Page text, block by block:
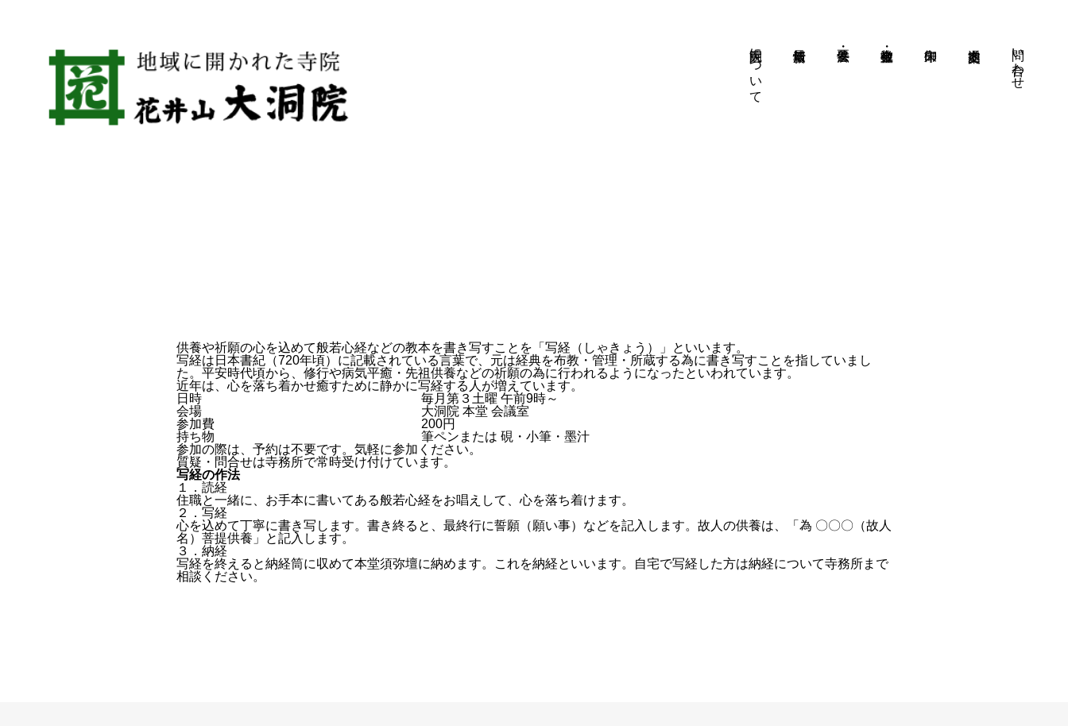
大洞院について 問い合わせ
供養や祈願の心を込めて般若心経などの教本を書き写すことを「写経（しゃきょう）」といいます。
写経は日本書紀（720年頃）に記載されている言葉で、元は経典を布教・管理・所蔵する為に書き写すことを指していまし
た。平安時代頃から、修行や病気平癒・先祖供養などの祈願の為に行われるようになったといわれています。
近年は、心を落ち着かせ癒すために静かに写経する人が増えています。
日時
毎月第３土曜 午前9時～
会場
大洞院 本堂 会議室
参加費
200円
持ち物
筆ペンまたは 硯・小筆・墨汁
参加の際は、予約は不要です。気軽に参加ください。
質疑・問合せは寺務所で常時受け付けています。
写経の作法
１．読経
住職と一緒に、お手本に書いてある般若心経をお唱えして、心を落ち着けます。
２．写経
心を込めて丁寧に書き写します。書き終ると、最終行に誓願（願い事）などを記入します。故人の供養は、「為 〇〇〇（故人
名）菩提供養」と記入します。
３．納経
写経を終えると納経筒に収めて本堂須弥壇に納めます。これを納経といいます。自宅で写経した方は納経について寺務所まで
相談ください。